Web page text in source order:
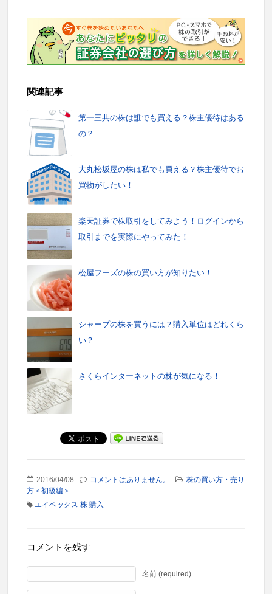
関連記事
第一三共の株は誰でも買える？株主優待はある
の？
大丸松坂屋の株は私でも買える？株主優待でお
買物がしたい！
楽天証券で株取引をしてみよう！ログインから
取引までを実際にやってみた！
松屋フーズの株の買い方が知りたい！
シャープの株を買うには？購入単位はどれくら
い？
さくらインターネットの株が気になる！
2016/04/08 コメントはありません。
株の買い方・売り
方＜初級編＞
エイベックス 株 購入
コメントを残す
名前 (required)